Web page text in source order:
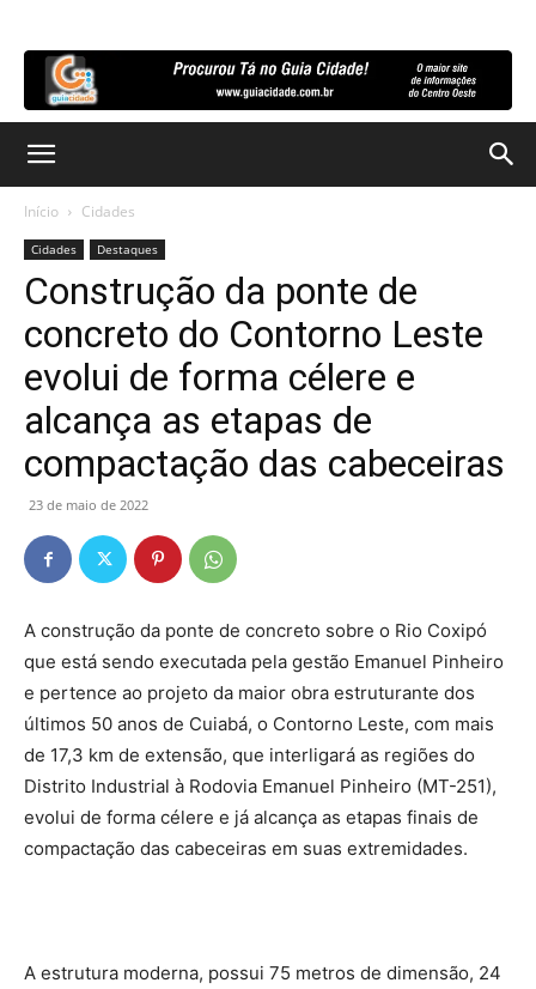
Início Cidades
Cidades Destaques
Construção da ponte de
concreto do Contorno Leste
evolui de forma célere e
alcança as etapas de
compactação das cabeceiras
23 de maio de 2022
A construção da ponte de concreto sobre o Rio Coxipó
que está sendo executada pela gestão Emanuel Pinheiro
e pertence ao projeto da maior obra estruturante dos
últimos 50 anos de Cuiabá, o Contorno Leste, com mais
de 17,3 km de extensão, que interligará as regiões do
Distrito Industrial à Rodovia Emanuel Pinheiro (MT-251),
evolui de forma célere e já alcança as etapas finais de
compactação das cabeceiras em suas extremidades.
A estrutura moderna, possui 75 metros de dimensão, 24